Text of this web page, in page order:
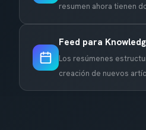
resumen ahora tienen
Feed para
Los resúmenes
creación de nuevos